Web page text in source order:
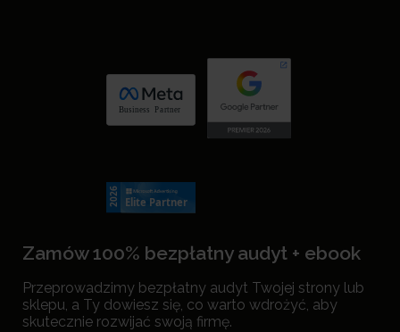
Zamów 100% bezpłatny audyt + ebook
Przeprowadzimy bezpłatny audyt Twojej strony lub
sklepu, a Ty dowiesz się, co warto wdrożyć, aby
skutecznie rozwijać swoją firmę.